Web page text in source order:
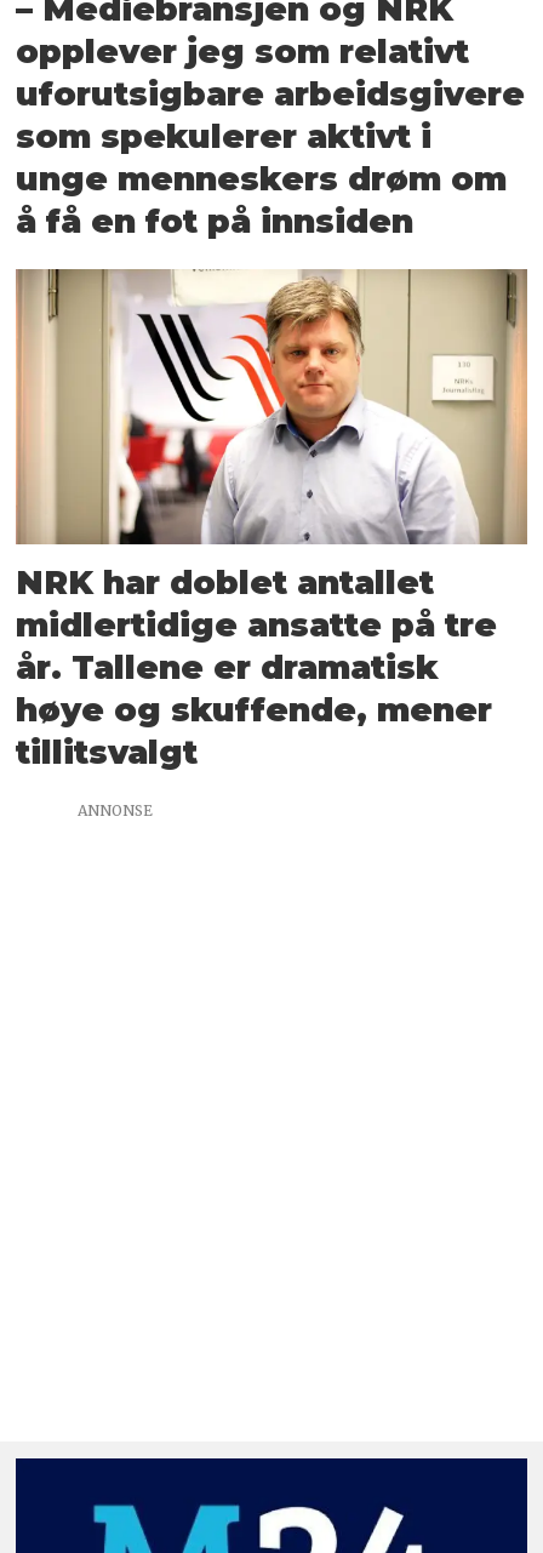
– Mediebransjen og NRK
opplever jeg som relativt
uforutsigbare arbeidsgivere
som spekulerer aktivt i
unge menneskers drøm om
å få en fot på innsiden
NRK har doblet antallet
midlertidige ansatte på tre
år. Tallene er dramatisk
høye og skuffende, mener
tillitsvalgt
ANNONSE